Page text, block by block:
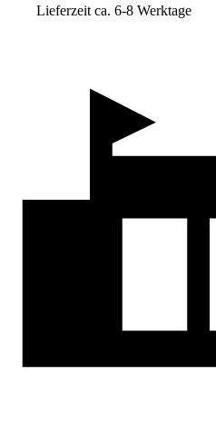
Lieferzeit ca. 6-8 Werktage